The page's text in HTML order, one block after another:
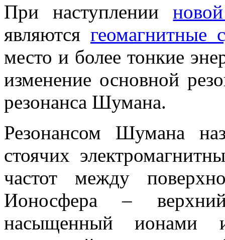
При наступлении
являются геомагнитные
место и более тонкие
изменение основной
резонанса Шумана.
Резонансом Шумана
стоячих
частот между
Ионосфера –
насыщенный ионами